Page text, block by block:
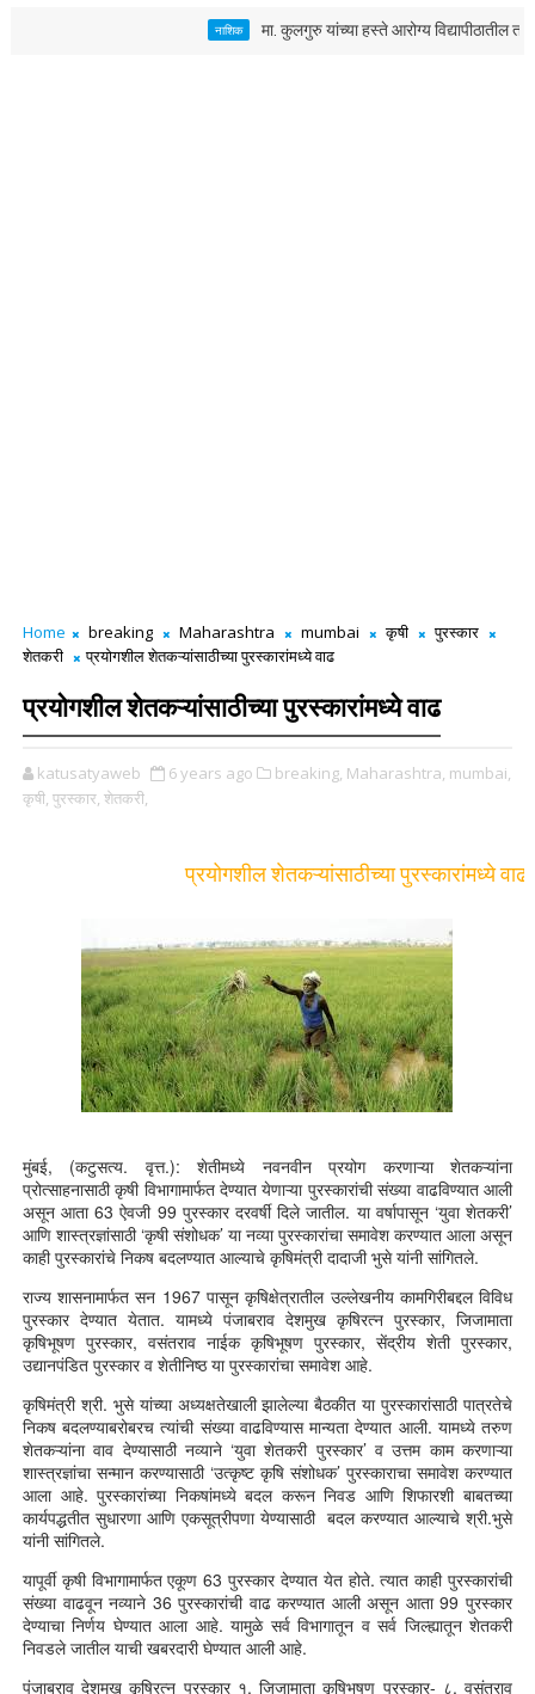
मा. कुलगुरु यांच्या हस्ते आरोग्य विद्यापीठातील
Home breaking Maharashtra mumbai कृषी
पुरस्कार
शेतकरी
प्रयोगशील शेतकऱ्यांसाठीच्या पुरस्कारांमध्ये वाढ
प्रयोगशील शेतकऱ्यांसाठीच्या पुरस्कारांमध्ये वाढ
katusatyaweb 6 years ago breaking, Maharashtra, mumbai,
कृषी, पुरस्कार, शेतकरी,
प्रयोगशील शेतकऱ्यांसाठीच्या पुरस्कारांमध्ये वाढ
मुंबई, (कटुसत्य. वृत्त.): शेतीमध्ये नवनवीन प्रयोग करणाऱ्या शेतकऱ्यांना
प्रोत्साहनासाठी कृषी विभागामार्फत देण्यात येणाऱ्या पुरस्कारांची संख्या वाढविण्यात आली
असून आता 63 ऐवजी 99 पुरस्कार दरवर्षी दिले जातील. या वर्षापासून ‘युवा शेतकरी’
आणि शास्त्रज्ञांसाठी ‘कृषी संशोधक’ या नव्या पुरस्कारांचा समावेश करण्यात आला असून
काही पुरस्कारांचे निकष बदलण्यात आल्याचे कृषिमंत्री दादाजी भुसे यांनी सांगितले.
राज्य शासनामार्फत सन 1967 पासून कृषिक्षेत्रातील उल्लेखनीय कामगिरीबद्दल विविध
पुरस्कार देण्यात येतात. यामध्ये पंजाबराव देशमुख कृषिरत्न पुरस्कार, जिजामाता
कृषिभूषण पुरस्कार, वसंतराव नाईक कृषिभूषण पुरस्कार, सेंद्रीय शेती पुरस्कार,
उद्यानपंडित पुरस्कार व शेतीनिष्ठ या पुरस्कारांचा समावेश आहे.
कृषिमंत्री श्री. भुसे यांच्या अध्यक्षतेखाली झालेल्या बैठकीत या पुरस्कारांसाठी पात्रतेचे
निकष बदलण्याबरोबरच त्यांची संख्या वाढविण्यास मान्यता देण्यात आली. यामध्ये तरुण
शेतकऱ्यांना वाव देण्यासाठी नव्याने ‘युवा शेतकरी पुरस्कार’ व उत्तम काम करणाऱ्या
शास्त्रज्ञांचा सन्मान करण्यासाठी ‘उत्कृष्ट कृषि संशोधक’ पुरस्काराचा समावेश करण्यात
आला आहे. पुरस्कारांच्या निकषांमध्ये बदल करून निवड आणि शिफारशी बाबतच्या
कार्यपद्धतीत सुधारणा आणि एकसूत्रीपणा येण्यासाठी बदल करण्यात आल्याचे श्री.भुसे
यांनी सांगितले.
यापूर्वी कृषी विभागामार्फत एकूण 63 पुरस्कार देण्यात येत होते. त्यात काही पुरस्कारांची
संख्या वाढवून नव्याने 36 पुरस्कारांची वाढ करण्यात आली असून आता 99 पुरस्कार
देण्याचा निर्णय घेण्यात आला आहे. यामुळे सर्व विभागातून व सर्व जिल्ह्यातून शेतकरी
निवडले जातील याची खबरदारी घेण्यात आली आहे.
पंजाबराव देशमुख कृषिरत्न पुरस्कार १, जिजामाता कृषिभूषण पुरस्कार- ८, वसंतराव